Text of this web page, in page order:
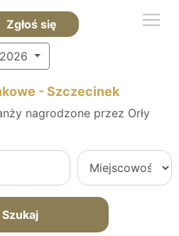
Zgłoś się
2026
- Szczecinek
nagrodzone przez Orły
Szukaj